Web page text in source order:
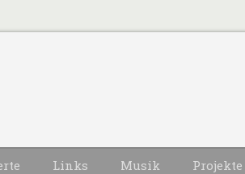
Links Musik Projekte